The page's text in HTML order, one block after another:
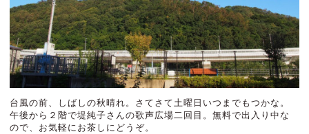
台風の前、しばしの秋晴れ。さてさて土曜日いつまでもつかな。
午後から２階で堤純子さんの歌声広場二回目。無料で出入り中な
ので、お気軽にお茶しにどうぞ。